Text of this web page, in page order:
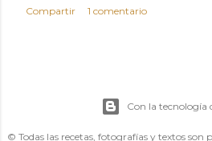
Compartir 1 comentario
Con la tecnología
© Todas las recetas, fotografías y textos son